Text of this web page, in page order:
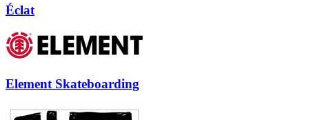
Éclat
Element Skateboarding